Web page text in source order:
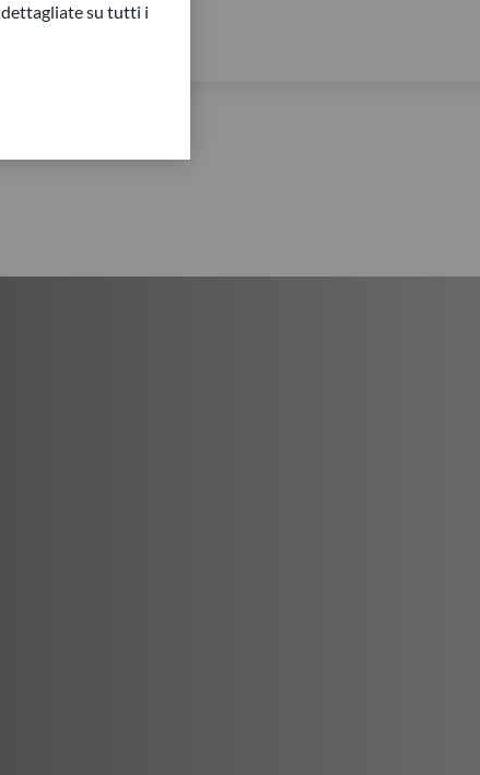
su tutti i